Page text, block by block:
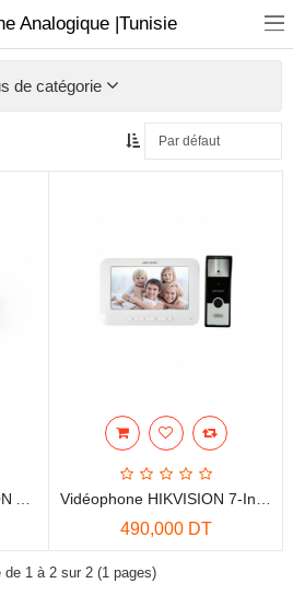
Analogique |Tunisie
de catégorie
490,000 DT
de 1 à 2 sur 2 (1 pages)